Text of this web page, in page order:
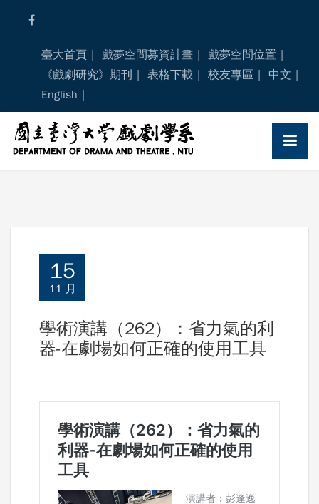
臺大首頁 戲夢空間募資計畫
戲夢空間位置
《戲劇研究》期刊
表格下載 校友專區
中文
English
15
11 月
學術演講（262）：省力氣的利
器-在劇場如何正確的使用工具